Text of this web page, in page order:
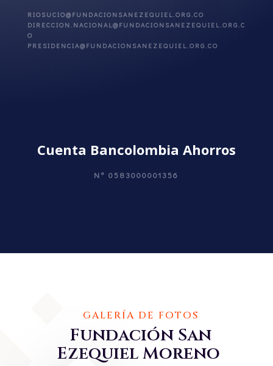
RIOSUCIO@FUNDACIONSANEZEQUIEL.ORG.CO
DIRECCION.NACIONAL@FUNDACIONSANEZEQUIEL.ORG.C
O
PRESIDENCIA@FUNDACIONSANEZEQUIEL.ORG.CO
Cuenta Bancolombia Ahorros
N°0583000001356
GALERÍA DE FOTOS
Fundación San
Ezequiel Moreno